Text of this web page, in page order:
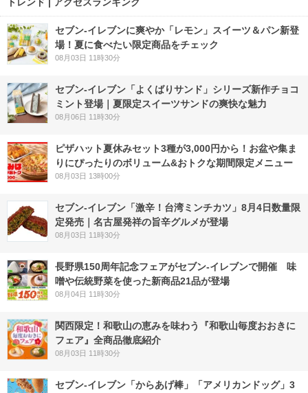
トレンド | アクセスランキング
セブン‐イレブンに爽やか「レモン」スイーツ＆パン新登
場！夏に食べたい限定商品をチェック
08月03日 11時30分
セブン‐イレブン「よくばりサンド」シリーズ新作チョコ
ミント登場｜夏限定スイーツサンドの爽快な魅力
08月06日 11時30分
ピザハット夏休みセット3種が3,000円から！お盆や集ま
りにぴったりのボリューム&おトクな期間限定メニュー
08月03日 13時00分
セブン-イレブン「激辛！台湾ミンチカツ」8月4日数量限
定発売｜名古屋発祥の旨辛グルメが登場
08月03日 11時30分
長野県150周年記念フェアがセブン-イレブンで開催 味
噌や伝統野菜を使った新商品21品が登場
08月04日 11時30分
関西限定！和歌山の恵みを味わう『和歌山毎度おおきに
フェア』全商品徹底紹介
08月03日 11時30分
セブン‐イレブン「からあげ棒」「アメリカンドッグ」3